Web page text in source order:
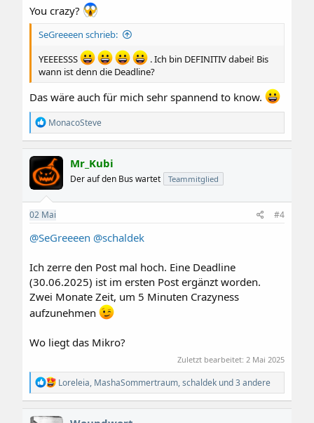
You crazy?
SeGreeeen schrieb:
YEEEESSS
. Ich bin DEFINITIV dabei! Bis
wann ist denn die Deadline?
Das wäre auch für mich sehr spannend to know.
R
e
a
k
t
i
o
n
e
:
MonacoSteve
Mr_Kubi
Der auf den Bus wartet Teammitglied
02 Mai #4
@SeGreeeen @schaldek
Ich zerre den Post mal hoch. Eine Deadline
(30.06.2025) ist im ersten Post ergänzt worden.
Zwei Monate Zeit, um 5 Minuten Crazyness
aufzunehmen
Wo liegt das Mikro?
Zuletzt bearbeitet: 2 Mai 2025
R
e
a
k
Loreleia, MashaSommertraum,schaldek und 3 andere